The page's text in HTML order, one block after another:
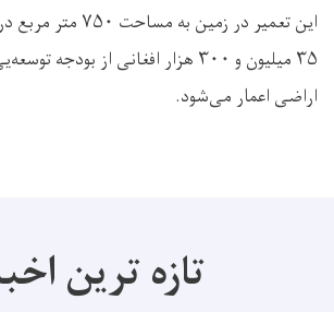
این تعمیر در زمین به
۳۵ میلیون و ۳۰۰ هزار افغانی از
اراضی اعمار می‌شود.
تازه ترین